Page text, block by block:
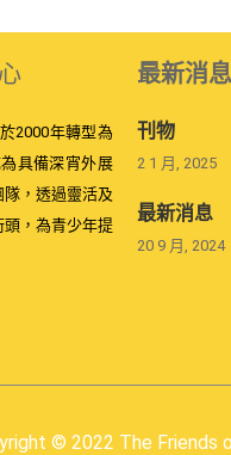
2000年轉型為
具備深宵外展
，透過靈活及
，為青少年提
最新消息
刊物
2 1 月, 2025
最新消息
20 9 月, 2024
© 2022 The Friends